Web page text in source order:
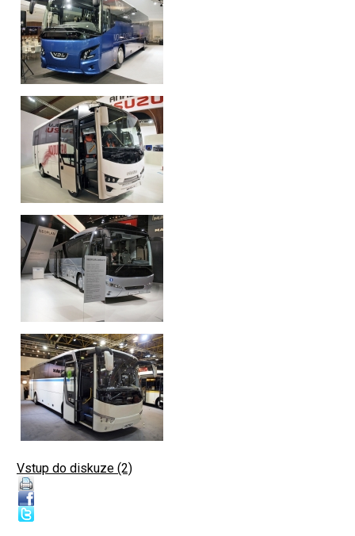
Vstup do diskuze (2)